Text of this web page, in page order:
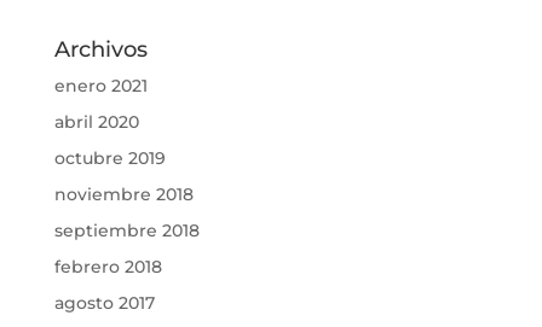
Archivos
enero 2021
abril 2020
octubre 2019
noviembre 2018
septiembre 2018
febrero 2018
agosto 2017